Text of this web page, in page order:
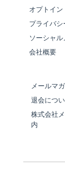
オプトイン
プライバシ
ソーシャ
会社概要
メールマ
退会につ
株式会社
内